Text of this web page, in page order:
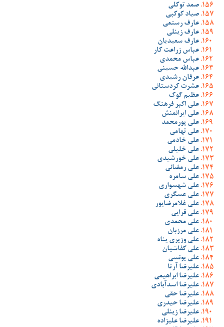
صمد توکلی
صیاد کوکبی
عارف رستمی
عارف زینلی
عارف سعیدیان
عباس زراعت کار
عباس محمدی
عبدالله حسینی
عرفان رشیدی
عشرت کردستانی
عظیم گوک
علی اکبر فرهنگ
علی ایرانمنش
علی پورمحمد
علی تهامی
علی خادمی
علی خلیلی
علی خورشیدی
علی رمضانی
علی سامره
علی شهسواری
علی عسگری
علی غلامرضاپور
علی قرایی
علی محمدی
علی مرزبان
علی وزیری پناه
علی کفاشیان
علی یونسی
علیرضا آرتا
علیرضا ابراهیمی
علیرضا اسدآبادی
علیرضا حقی
علیرضا حیدری
علیرضا زینلی
علیرضا علیزاده